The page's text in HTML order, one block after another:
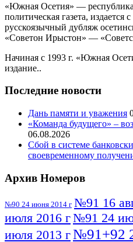
«Южная Осетия» —
политическая газета, издается
русскоязычный дубляж
«Советон Ирыстон» —
Начиная с 1993 г. «Южная
издание..
Последние новости
Дань памяти и уважения
«Команда будущего» –
06.08.2026
Сбой в системе
своевременному
Архив Номеров
№90 24 июня 2014 г №91 16
июля 2016 г№91 24
июля 2013 г№91+92